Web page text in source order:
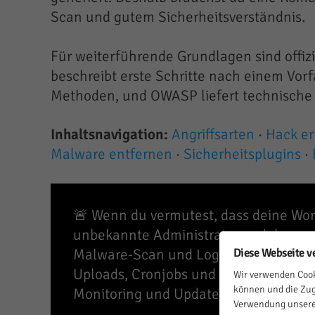
Scan und gutem Sicherheitsverständnis.
Für weiterführende Grundlagen sind
beschreibt erste Schritte nach einem
Methoden, und OWASP liefert
Inhaltsnavigation: Angriffsarten · Hack
Malware entfernen · Sicherheitsplugins ·
🚨 Wenn du vermutest, dass deine
unbekannte Administratoren
Malware-Scan und Log-Analyse
Uploads, Cronjobs und Benutzer
Monitoring und Update-Prozess
Diese Webseite
Wir verwenden
können und die
Verwendung